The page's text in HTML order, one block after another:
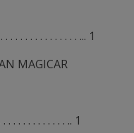
. . . . . . . . . . . . ... 1
MAGICAR
. . . . . . . . . . .. 1